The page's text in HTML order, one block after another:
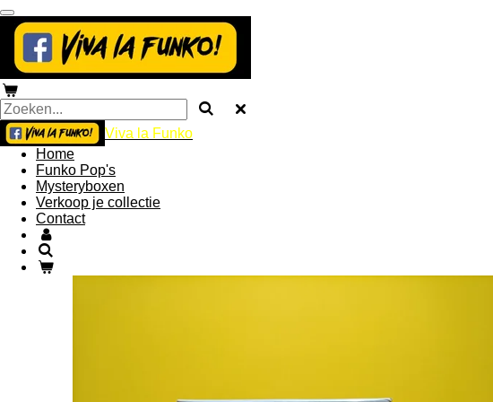
Ga
direct
naar
de
hoofdinhoud
Viva la Funko
Home
Funko Pop's
Mysteryboxen
Verkoop je collectie
Contact